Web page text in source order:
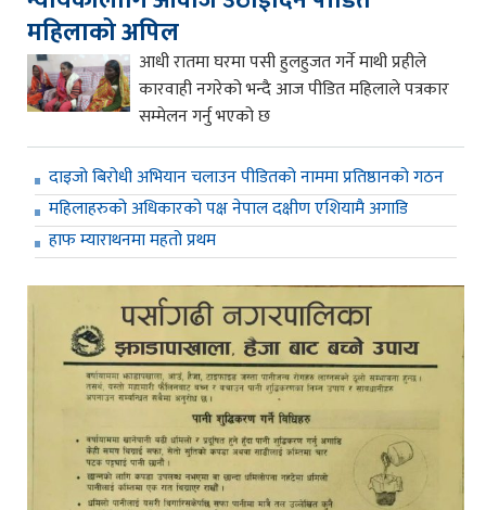
महिलाको अपिल
आधी रातमा घरमा पसी हुलहुजत गर्ने माथी प्रहीले
कारवाही नगरेको भन्दै आज पीडित महिलाले पत्रकार
सम्मेलन गर्नु भएको छ
दाइजो बिरोधी अभियान चलाउन पीडितको नाममा प्रतिष्ठानको गठन
महिलाहरुको अधिकारको पक्ष नेपाल दक्षीण एशियामै अगाडि
हाफ म्याराथनमा महतो प्रथम